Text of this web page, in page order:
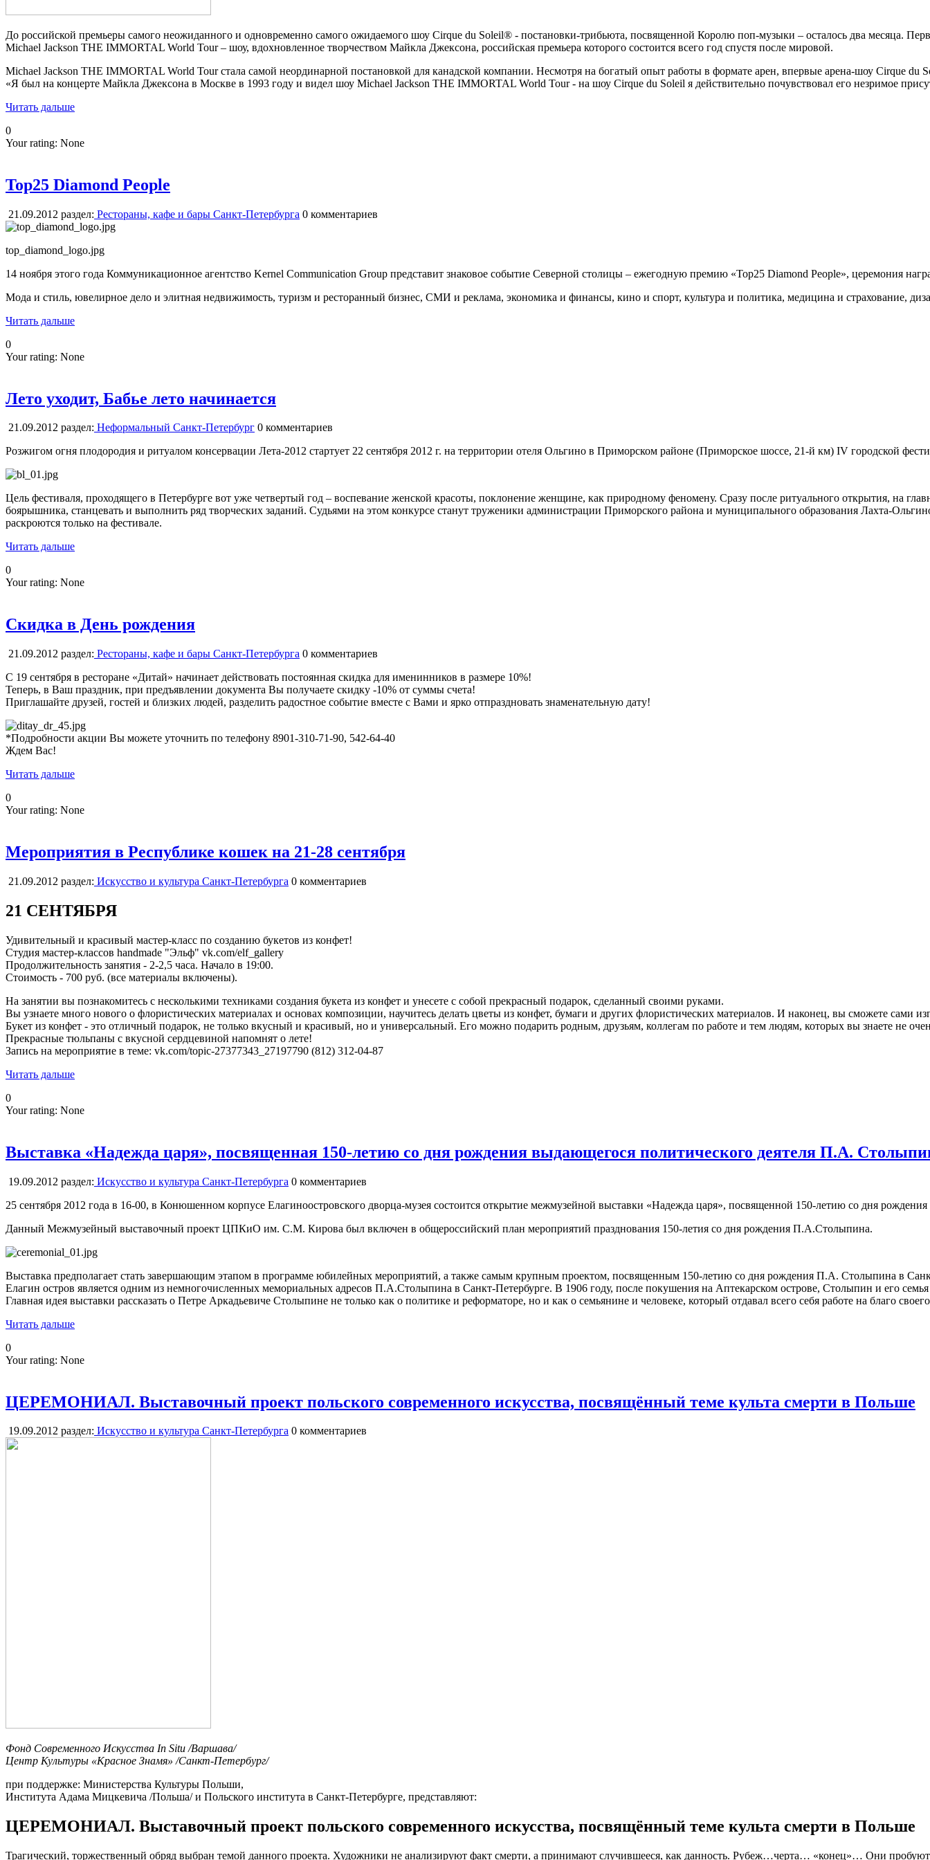
До российской премьеры самого неожиданного и одновременно самого ожидаемого шоу Cirque du Soleil® - постановки-трибьюта, посвященной Королю поп-музыки – осталось два месяца.
Michael Jackson THE IMMORTAL World Tour – шоу, вдохновленное творчеством Майкла Джексона, российская премьера которого состоится всего год спустя после мировой.
Michael Jackson THE IMMORTAL World Tour стала самой неординарной постановкой для канадской компании. Несмотря на богатый опыт работы в формате арен, впервые арена-шоу Cirque
«Я был на концерте Майкла Джексона в Москве в 1993 году и видел шоу Michael Jackson THE IMMORTAL World Tour - на шоу Cirque du Soleil я действительно почувствовал его незримое
Читать дальше
0
Your rating: None
Top25 Diamond People
21.09.2012 раздел: Рестораны, кафе и бары Санкт-Петербурга 0 комментариев
top_diamond_logo.jpg
14 ноября этого года Коммуникационное агентство Kernel Communication Group представит знаковое событие Северной столицы – ежегодную премию «Top25 Diamond People», церемония
Мода и стиль, ювелирное дело и элитная недвижимость, туризм и ресторанный бизнес, СМИ и реклама, экономика и финансы, кино и спорт, культура и политика, медицина и страхование,
Читать дальше
0
Your rating: None
Лето уходит, Бабье лето начинается
21.09.2012 раздел: Неформальный Санкт-Петербург 0 комментариев
Розжигом огня плодородия и ритуалом консервации Лета-2012 стартует 22 сентября 2012 г. на территории отеля Ольгино в Приморском районе (Приморское шоссе, 21-й км) IV
Цель фестиваля, проходящего в Петербурге вот уже четвертый год – воспевание женской красоты, поклонение женщине, как природному феномену. Сразу после ритуального открытия, на
боярышника, станцевать и выполнить ряд творческих заданий. Судьями на этом конкурсе станут труженики администрации Приморского района и муниципального образования Лахта-
раскроются только на фестивале.
Читать дальше
0
Your rating: None
Скидка в День рождения
21.09.2012 раздел: Рестораны, кафе и бары Санкт-Петербурга 0 комментариев
С 19 сентября в ресторане «Дитай» начинает действовать постоянная скидка для именинников в размере 10%!
Теперь, в Ваш праздник, при предъявлении документа Вы получаете скидку -10% от суммы счета!
Приглашайте друзей, гостей и близких людей, разделить радостное событие вместе с Вами и ярко отпраздновать знаменательную дату!
*Подробности акции Вы можете уточнить по телефону 8901-310-71-90, 542-64-40
Ждем Вас!
Читать дальше
0
Your rating: None
Мероприятия в Республике кошек на 21-28 сентября
21.09.2012 раздел: Искусство и культура Санкт-Петербурга 0 комментариев
21 СЕНТЯБРЯ
Удивительный и красивый мастер-класс по созданию букетов из конфет!
Студия мастер-классов handmade "Эльф" vk.com/elf_gallery
Продолжительность занятия - 2-2,5 часа. Начало в 19:00.
Стоимость - 700 руб. (все материалы включены).
На занятии вы познакомитесь с несколькими техниками создания букета из конфет и унесете с собой прекрасный подарок, сделанный своими руками.
Вы узнаете много нового о флористических материалах и основах композиции, научитесь делать цветы из конфет, бумаги и других флористических материалов. И наконец, вы сможете сами
Букет из конфет - это отличный подарок, не только вкусный и красивый, но и универсальный. Его можно подарить родным, друзьям, коллегам по работе и тем людям, которых вы знаете не
Прекрасные тюльпаны с вкусной сердцевиной напомнят о лете!
Запись на мероприятие в теме: vk.com/topic-27377343_27197790 (812) 312-04-87
Читать дальше
0
Your rating: None
Выставка «Надежда царя», посвященная 150-летию со дня рождения выдающегося политического деятеля П.А.
19.09.2012 раздел: Искусство и культура Санкт-Петербурга 0 комментариев
25 сентября 2012 года в 16-00, в Конюшенном корпусе Елагиноостровского дворца-музея состоится открытие межмузейной выставки «Надежда царя», посвященной 150-летию со дня
Данный Межмузейный выставочный проект ЦПКиО им. С.М. Кирова был включен в общероссийский план мероприятий празднования 150-летия со дня рождения П.А.Столыпина.
Выставка предполагает стать завершающим этапом в программе юбилейных мероприятий, а также самым крупным проектом, посвященным 150-летию со дня рождения П.А. Столыпина в
Елагин остров является одним из немногочисленных мемориальных адресов П.А.Столыпина в Санкт-Петербурге. В 1906 году, после покушения на Аптекарском острове, Столыпин и его
Главная идея выставки рассказать о Петре Аркадьевиче Столыпине не только как о политике и реформаторе, но и как о семьянине и человеке, который отдавал всего себя работе на благо
Читать дальше
0
Your rating: None
ЦЕРЕМОНИАЛ. Выставочный проект польского современного искусства, посвящённый теме культа смерти в Польше
19.09.2012 раздел: Искусство и культура Санкт-Петербурга 0 комментариев
Фонд Современного Искусства In Situ /Варшава/
Центр Культуры «Красное Знамя» /Санкт-Петербург/
при поддержке: Министерства Культуры Польши,
Института Адама Мицкевича /Польша/ и Польского института в Санкт-Петербурге, представляют:
ЦЕРЕМОНИАЛ. Выставочный проект польского современного искусства, посвящённый теме культа смерти в Польше
Трагический, торжественный обряд выбран темой данного проекта. Художники не анализируют факт смерти, а принимают случившееся, как данность. Рубеж…черта… «конец»… Они